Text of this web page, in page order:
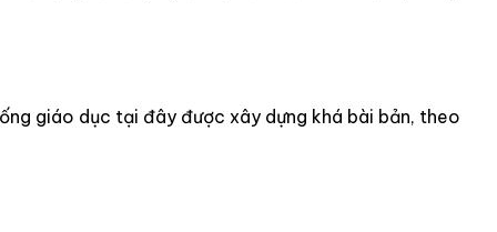
giáo dục tại đây được xây dựng khá bài bản, theo